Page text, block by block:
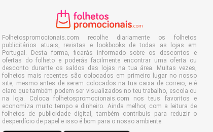
Folhetospromocionais.com recolhe diariamente os folhetos
publicitários atuais, revistas e lookbooks de todas as lojas em
Portugal. Desta forma, ficarás informado sobre os descontos e
ofertas do folheto e poderás facilmente encontrar uma oferta ou
desconto durante os saldos das lojas na tua área. Muitas vezes,
folhetos mais recentes são colocados em primeiro lugar no nosso
site, mesmo antes de serem colocados na tua caixa de correio, e é
claro que também podem ser visualizados no teu trabalho, escola ou
na loja. Coloca folhetospromocionais.com nos teus favoritos e
economiza muito tempo e dinheiro. Ainda melhor, com a leitura de
folhetos de publicidade digital, também contribuis para reduzir o
desperdício de papel e isso é bom para o nosso ambiente.